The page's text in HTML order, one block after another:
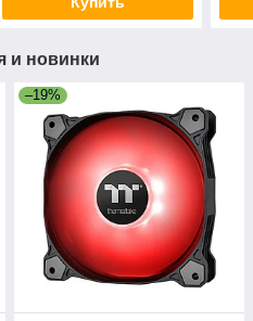
и новинки
–19%